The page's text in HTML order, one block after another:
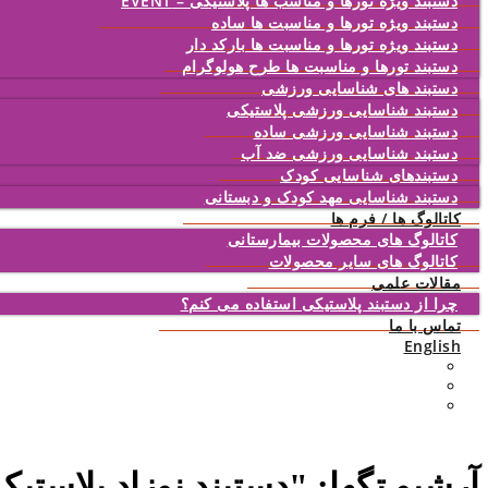
دستبند ویژه تورها و مناسبت ها ساده
دستبند ویژه تورها و مناسبت ها بارکد دار
دستبند تورها و مناسبت ها طرح هولوگرام
دستبند های شناسایی ورزشی
دستبند شناسایی ورزشی پلاستیکی
دستبند شناسایی ورزشی ساده
دستبند شناسایی ورزشی ضد آب
دستبندهای شناسایی کودک
دستبند شناسایی مهد کودک و دبستانی
کاتالوگ ها / فرم ها
کاتالوگ های محصولات بیمارستانی
کاتالوگ های سایر محصولات
مقالات علمی
چرا از دستبند پلاستیکی استفاده می کنم؟
تماس با ما
English